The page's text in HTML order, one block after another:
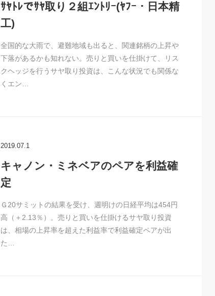
ｻﾔﾄﾚでｻﾔ取り２組ｴﾝﾄﾘｰ(ﾔﾌｰ・日本精
工)
全国的な大雨で、避難地域も出ると、関連銘柄の上昇や
下落があるかも知れない。売りと買いを仕掛けて、リス
クヘッジを行うサヤ取り投資は、こんな状況でも関係な
くエン…
2019.07.1
キャノン・ミネベアのペアを利益確
定
Ｇ20サミットの結果を受け、週明けの日経平均は454円
高（＋2.13％）。売りと買いを仕掛けるサヤ取り投資
は、相場の上昇率を超えた利益率で利益確定ペアが出
た…